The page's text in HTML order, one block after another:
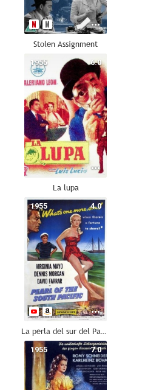
Stolen Assignment
6.0
1955
La lupa
4.0
1955
La perla del sur del Pacífico
7.0
1955